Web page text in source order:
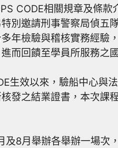
CODE相關規章及條
別邀請刑事警察局偵五
年檢驗與稽核實務經驗
而回饋至學員所服務之
生效以來，驗船中心與
發之結業證書，本次課
及8月舉辦各舉辦一場次